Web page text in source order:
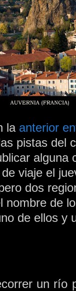
la anterior
pistas del
alguna
viaje el
dos
nombre de
de ellos y
un río